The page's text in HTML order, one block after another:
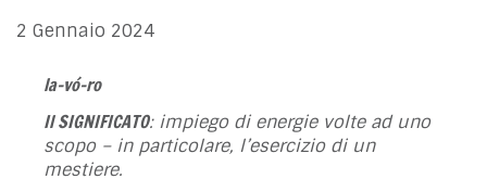
2 Gennaio 2024
la-vó-ro
Il SIGNIFICATO: impiego di energie volte ad uno
scopo – in particolare, l’esercizio di un
mestiere.